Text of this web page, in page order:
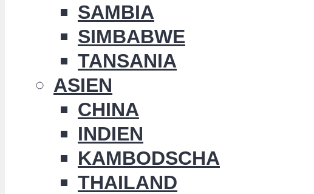
SAMBIA
SIMBABWE
TANSANIA
ASIEN
CHINA
INDIEN
KAMBODSCHA
THAILAND